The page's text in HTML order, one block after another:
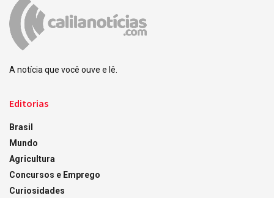
A notícia que você ouve e lê.
Editorias
Brasil
Mundo
Agricultura
Concursos e Emprego
Curiosidades